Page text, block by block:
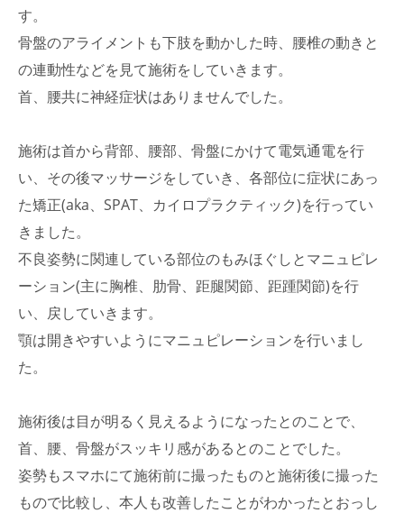
す。
骨盤のアライメントも下肢を動かした時、腰椎の動きと
の連動性などを見て施術をしていきます。
首、腰共に神経症状はありませんでした。
施術は首から背部、腰部、骨盤にかけて電気通電を行
い、その後マッサージをしていき、各部位に症状にあっ
た矯正(aka、SPAT、カイロプラクティック)を行ってい
きました。
不良姿勢に関連している部位のもみほぐしとマニュピレ
ーション(主に胸椎、肋骨、距腿関節、距踵関節)を行
い、戻していきます。
顎は開きやすいようにマニュピレーションを行いまし
た。
施術後は目が明るく見えるようになったとのことで、
首、腰、骨盤がスッキリ感があるとのことでした。
姿勢もスマホにて施術前に撮ったものと施術後に撮った
もので比較し、本人も改善したことがわかったとおっし